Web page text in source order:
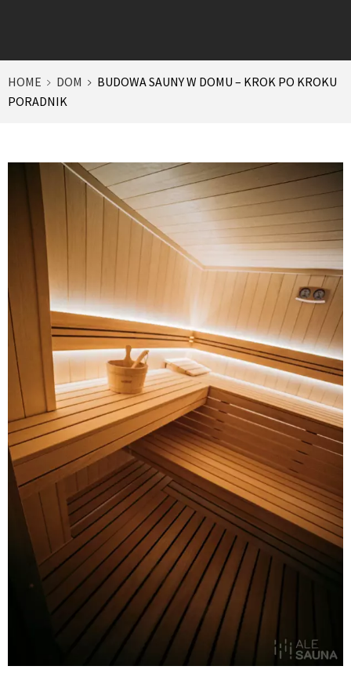
HOME DOM
BUDOWA SAUNY W DOMU – KROK PO KROKU
PORADNIK